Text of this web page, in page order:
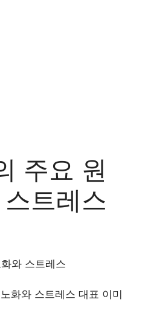
주요 원
트레스
와 스트레스